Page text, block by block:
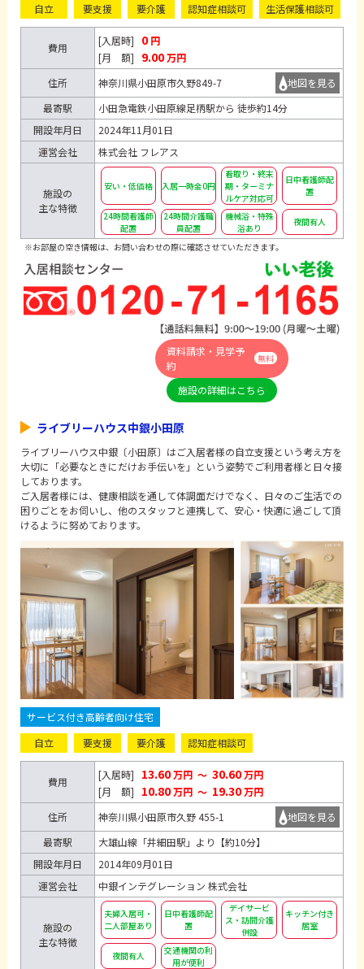
自立
要支援 要介護 認知症相談可 生活保護相談可
費用
[入居時] 0 円
[月 額]
9.00万円
住所
神奈川県小田原市久野849-7
地図を見る
最寄駅
小田急電鉄小田原線足柄駅から 徒歩約14分
開設年月日
2024年11月01日
運営会社
株式会社 フレアス
施設の
主な特徴
安い・低価格 入居一時金0円
看取り・終末
期・ターミナ
ルケア対応可
日中看護師配
置
24時間看護師
配置
24時間介護職
員配置
機械浴・特殊
浴あり
夜間有人
※お部屋の空き情報は、お問い合わせの際に確認させていただきます。
資料請求・見学予
約
無料
施設の詳細はこちら
ライブリーハウス中銀小田原
ライブリーハウス中銀〔小田原〕はご入居者様の自立支援という考え方を
大切に「必要なときにだけお手伝いを」という姿勢でご利用者様と日々接
しております。
ご入居者様には、健康相談を通して体調面だけでなく、日々のご生活での
困りごとをお伺いし、他のスタッフと連携して、安心・快適に過ごして頂
けるように努めております。
サービス付き高齢者向け住宅
自立
要支援 要介護 認知症相談可
費用
[入居時] 13.60万円 ～ 30.60万円
[月 額]
10.80万円 ～ 19.30万円
住所
神奈川県小田原市久野 455-1
地図を見る
最寄駅
大雄山線「井細田駅」より【約10分】
開設年月日
2014年09月01日
運営会社
中銀インテグレーション 株式会社
施設の
主な特徴
夫婦入居可・
二人部屋あり
日中看護師配
置
デイサービ
ス・訪問介護
併設
キッチン付き
居室
夜間有人
交通機関の利
用が便利